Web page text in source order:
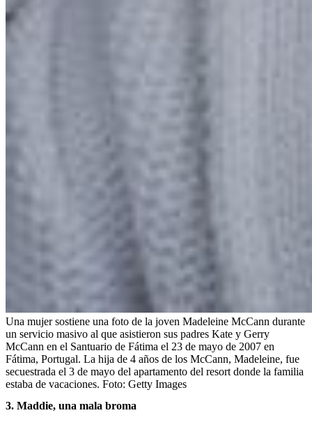
Una mujer sostiene una foto de la joven Madeleine McCann durante
un servicio masivo al que asistieron sus padres Kate y Gerry
McCann en el Santuario de Fátima el 23 de mayo de 2007 en
Fátima, Portugal. La hija de 4 años de los McCann, Madeleine, fue
secuestrada el 3 de mayo del apartamento del resort donde la familia
estaba de vacaciones. Foto: Getty Images
3. Maddie, una mala broma